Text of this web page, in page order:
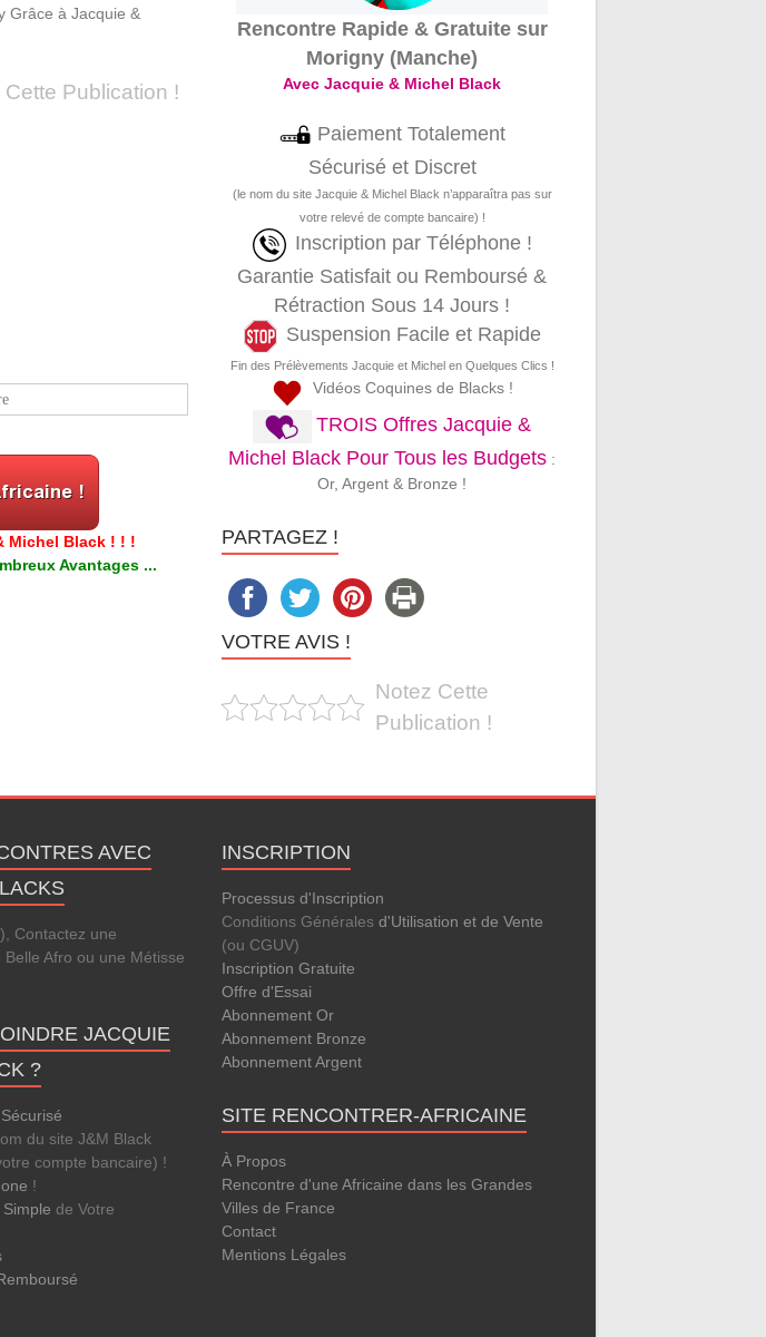
Grâce à Jacquie &
Cette Publication !
Michel Black ! ! !
Avantages ...
Rencontre Rapide & Gratuite sur
Morigny (Manche)
Avec Jacquie & Michel Black
Paiement Totalement
Sécurisé et Discret
(le nom du site Jacquie & Michel Black n’apparaîtra pas sur
votre relevé de compte bancaire) !
Inscription par Téléphone !
Garantie Satisfait ou Remboursé &
Rétraction Sous 14 Jours !
Suspension Facile et Rapide
Fin des Prélèvements Jacquie et Michel en Quelques Clics !
Vidéos Coquines de Blacks !
TROIS Offres Jacquie &
Michel Black Pour Tous les Budgets :
Or, Argent & Bronze !
PARTAGEZ !
VOTRE AVIS !
Notez Cette
Publication !
AVEC
Contactez une
Afro ou une Métisse
JACQUIE
?
du site J&M Black
compte bancaire) !
!
de Votre
INSCRIPTION
Processus d'Inscription
Conditions Générales d'Utilisation et de Vente
(ou CGUV)
Inscription Gratuite
Offre d'Essai
Abonnement Or
Abonnement Bronze
Abonnement Argent
SITE RENCONTRER-AFRICAINE
À Propos
Rencontre d'une Africaine dans les Grandes
Villes de France
Contact
Mentions Légales